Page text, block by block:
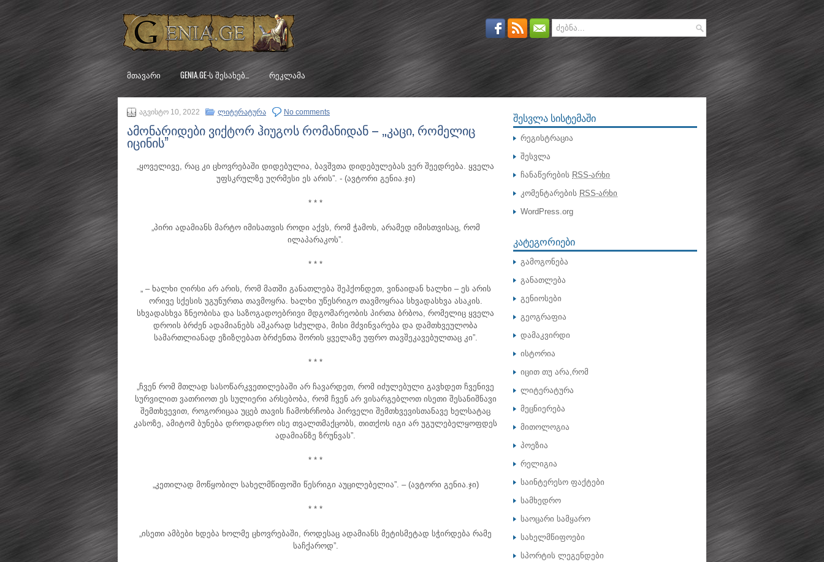
ᲛᲗᲐᲕᲐᲠᲘ GENIA.GE-Ს ᲨᲔᲡᲐᲮᲔᲑ… ᲠᲔᲙᲚᲐᲛᲐ
აგვისტო 10, 2022 ლიტერატურა No comments
ამონარიდები ვიქტორ ჰიუგოს რომანიდან – „კაცი, რომელიც
იცინის”
„ყოველივე, რაც კი ცხოვრებაში დიდებულია, ბავშვთა დიდებულებას ვერ შეედრება. ყველა
უფსკრულზე უღრმესი ეს არის”. - (ავტორი გენია.ჯი)
* * *
„პირი ადამიანს მარტო იმისათვის როდი აქვს, რომ ჭამოს, არამედ იმისთვისაც, რომ
ილაპარაკოს”.
* * *
„ – ხალხი ღირსი არ არის, რომ მათში განათლება შეჰქონდეთ, ვინაიდან ხალხი – ეს არის
ორივე სქესის უგუნურთა თავმოყრა. ხალხი უწესრიგო თავმოყრაა სხვადასხვა ასაკის.
სხვადასხვა ზნეობისა და საზოგადოებრივი მდგომარეობის პირთა ბრბოა, რომელიც ყველა
დროის ბრძენ ადამიანებს აშკარად სძულდა, მისი მძვინვარება და დამთხვეულობა
სამართლიანად ეზიზღებათ ბრძენთა შორის ყველაზე უფრო თავშეკავებულთაც კი”.
* * *
„ჩვენ რომ მთლად სასოწარკვეთილებაში არ ჩავარდეთ, რომ იძულებული გავხდეთ ჩვენივე
სურვილით ვათრიოთ ეს სულიერი არსებობა, რომ ჩვენ არ ვისარგებლოთ ისეთი შესანიშნავი
შემთხვევით, როგორიცაა უცებ თავის ჩამოხრჩობა პირველი შემთხვევისთანავე ხელსატაც
კასოზე, ამიტომ ბუნება დროდადრო ისე თვალთმაქცობს, თითქოს იგი არ უგულებელყოფდეს
ადამიანზე ზრუნვას”.
* * *
„კეთილად მოწყობილ სახელმწიფოში წესრიგი აუცილებელია”. – (ავტორი გენია.ჯი)
* * *
„ისეთი ამბები ხდება ხოლმე ცხოვრებაში, როდესაც ადამიანს მეტისმეტად სჭირდება რამე
საჩქაროდ”.
ᲨᲔᲡᲕᲚᲐ ᲡᲘᲡᲢᲔᲛᲐᲨᲘ
რეგისტრაცია
შესვლა
ჩანაწერების RSS-არხი
კომენტარების RSS-არხი
WordPress.org
ᲙᲐᲢᲔᲒᲝᲠᲘᲔᲑᲘ
გამოგონება
განათლება
გენიოსები
გეოგრაფია
დამაკვირდი
ისტორია
იცით თუ არა,რომ
ლიტერატურა
მეცნიერება
მითოლოგია
პოეზია
რელიგია
საინტერესო ფაქტები
სამხედრო
საოცარი სამყარო
სახელმწიფოები
სპორტის ლეგენდები